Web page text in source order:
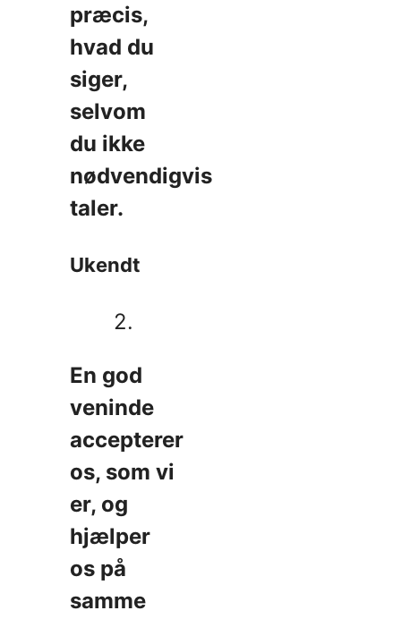
præcis,
hvad du
siger,
selvom
du ikke
nødvendigvis
taler.
Ukendt
2.
En god
veninde
accepterer
os, som vi
er, og
hjælper
os på
samme